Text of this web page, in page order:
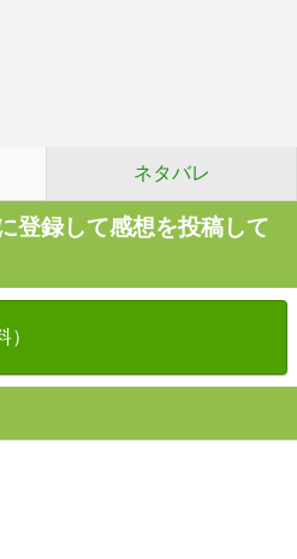
ネタバレ
登録して感想を投稿して